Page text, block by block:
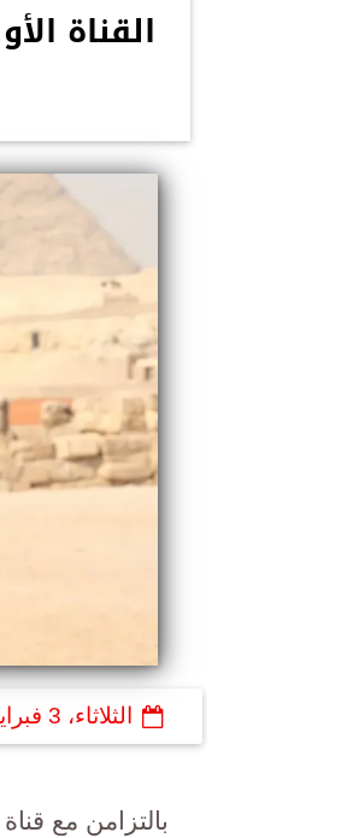
القناة
الثلاثاء، 3 فبراير 2026
بالتزامن مع